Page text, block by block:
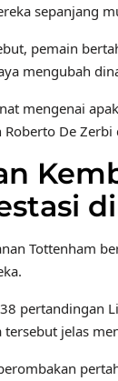
sepanjang
pemain
mengubah
mengenai
De
Tottenham
pertandingan
jelas